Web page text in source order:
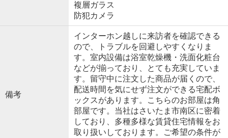
複層ガラス
防犯カメラ
備考
インターホン越しに来訪者を確認できる
ので、トラブルを回避しやすくなりま
す。室内設備は浴室乾燥機・洗面化粧台
などが揃っており、とても充実していま
す。留守中に注文した商品が届くので、
配送時間を気にせず注文ができる宅配ボ
ックスがあります。こちらのお部屋は角
部屋です。当社はさいたま市南区に密着
しており、多種多様な賃貸住宅情報をお
取り扱いしております。ご希望の条件が